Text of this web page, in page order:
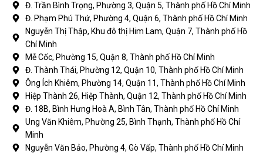
Đ. Trần Bình Trọng, Phường 3, Quận 5, Thành phố Hồ Chí Minh
Đ. Phạm Phú Thứ, Phường 4, Quận 6, Thành phố Hồ Chí Minh
Nguyễn Thị Thập, Khu đô thị Him Lam, Quận 7, Thành phố Hồ
Chí Minh
Mễ Cốc, Phường 15, Quận 8, Thành phố Hồ Chí Minh
Đ. Thành Thái, Phường 12, Quận 10, Thành phố Hồ Chí Minh
Ông Ích Khiêm, Phường 14, Quận 11, Thành phố Hồ Chí Minh
Hiệp Thành 26, Hiệp Thành, Quận 12, Thành phố Hồ Chí Minh
Đ. 18B, Bình Hưng Hoà A, Bình Tân, Thành phố Hồ Chí Minh
Ung Văn Khiêm, Phường 25, Bình Thạnh, Thành phố Hồ Chí
Minh
Nguyễn Văn Bảo, Phường 4, Gò Vấp, Thành phố Hồ Chí Minh